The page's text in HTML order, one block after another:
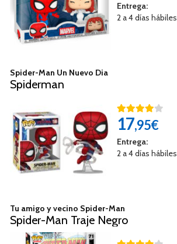
Entrega:
2 a 4 días hábiles
Spider-Man Un Nuevo Dia
Spiderman
17,95€
Entrega:
2 a 4 días hábiles
Tu amigo y vecino Spider-Man
Spider-Man Traje Negro